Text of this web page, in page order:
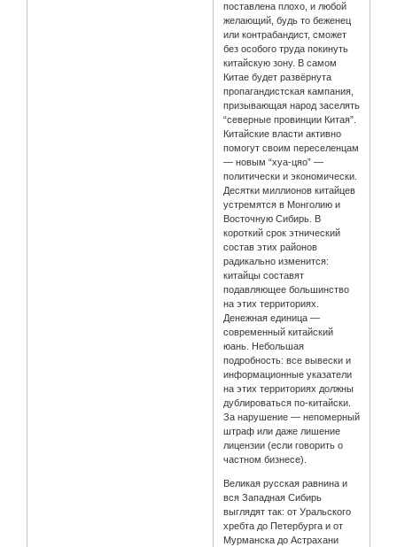
поставлена плохо, и любой
желающий, будь то беженец
или контрабандист, сможет
без особого труда покинуть
китайскую зону. В самом
Китае будет развёрнута
пропагандистская кампания,
призывающая народ заселять
“северные провинции Китая”.
Китайские власти активно
помогут своим переселенцам
— новым “хуа-цяо” —
политически и экономически.
Десятки миллионов китайцев
устремятся в Монголию и
Восточную Сибирь. В
короткий срок этнический
состав этих районов
радикально изменится:
китайцы составят
подавляющее большинство
на этих территориях.
Денежная единица —
современный китайский
юань. Небольшая
подробность: все вывески и
информационные указатели
на этих территориях должны
дублироваться по-китайски.
За нарушение — непомерный
штраф или даже лишение
лицензии (если говорить о
частном бизнесе).
Великая русская равнина и
вся Западная Сибирь
выглядят так: от Уральского
хребта до Петербурга и от
Мурманска до Астрахани